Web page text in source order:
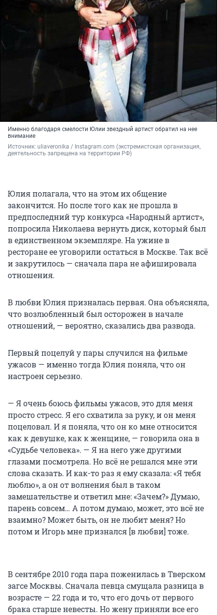
Именно благодаря смелости Юлии звездный артист обратил на нее
внимание
Источник: uliaveronika / Instagram.com (экстремистская организация,
деятельность запрещена на территории РФ)
Юлия полагала, что на этом их общение
закончится. Но после того как не прошла в
предпоследний тур конкурса «Народный артист»,
попросила Николаева вернуть диск, который был
в единственном экземпляре. На ужине в
ресторане ее уговорили остаться в Москве. Так всё
и закрутилось — сначала пара не афишировала
отношения.
В любви Юлия призналась первая. Она объясняла,
что возлюбленный был осторожен в начале
отношений, — вероятно, сказались два развода.
Первый поцелуй у пары случился на фильме
ужасов — именно тогда Юлия поняла, что он
настроен серьезно.
— Я очень боюсь фильмы ужасов, это для меня
просто стресс. Я его схватила за руку, и он меня
поцеловал. И я поняла, что он ко мне относится
как к девушке, как к женщине, — говорила она в
«Судьбе человека». — Я на него уже другими
глазами посмотрела. Но всё не решался мне эти
слова сказать. И как-то раз я ему сказала: «Я тебя
люблю», а он от волнения был в таком
замешательстве и ответил мне: «Зачем?» Думаю,
парень совсем… А потом думаю, может, это всё не
взаимно? Может быть, он не любит меня? Но
потом и Игорь мне признался [в любви] тоже.
В сентябре 2010 года пара поженилась в Тверском
загсе Москвы. Сначала певца смущала разница в
возрасте — 22 года и то, что его дочь от первого
брака старше невесты. Но жену приняли все его